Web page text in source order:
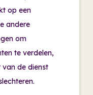
op een
andere
om
te verdelen,
van de dienst